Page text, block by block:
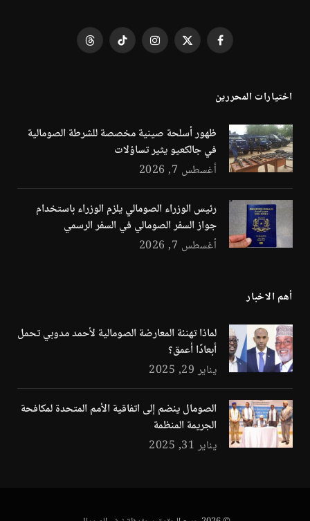
فيسبوك X
الانستغرامتيكتوك Threads
اختيارات المحررين
ظهور أسلحة صينية مخصصة للشرطة الصومالية
في جالكعيو يثير تساؤلات
أغسطس 7, 2026
رئيس الوزراء الصومالي يلزم الوزراء باستخدام
جواز السفر الصومالي في السفر الرسمي
أغسطس 7, 2026
أهم الاخبار
لماذا تهنئة المعارضة الصومالية لأحمد مدوبي تحمل
أبعادًا أعمق؟
يناير 29, 2025
الصومال ينضم إلى اتفاقية الأمم المتحدة لمكافحة
الجريمة المنظمة
يناير 31, 2025